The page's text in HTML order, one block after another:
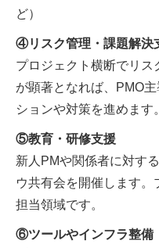
ど）
④リスク管理・課題解決
プロジェクト横断でリス
が顕著となれば、PMO
ションや対策を進めます。
⑤教育・研修支援
新人PMや関係者に対す
ウ共有会を開催します。
担当領域です。
⑥ツールやインフラ整備